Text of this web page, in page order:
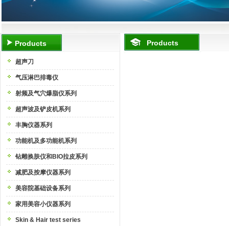
Products
超声刀
气压淋巴排毒仪
射频及气穴爆脂仪系列
超声波及铲皮机系列
丰胸仪器系列
功能机及多功能机系列
钻雕换肤仪和BIO拉皮系列
减肥及按摩仪器系列
美容院基础设备系列
家用美容小仪器系列
Skin & Hair test series
Products